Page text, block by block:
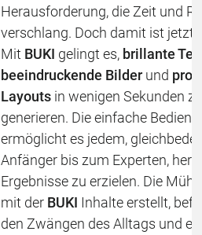
Herausforderung, die Zeit und
verschlang. Doch damit ist jetzt
Mit BUKI gelingt es, brillante
beeindruckende Bilder und
Layouts in wenigen Sekunden zu
generieren. Die einfache
ermöglicht es jedem,
Anfänger bis zum Experten,
Ergebnisse zu erzielen. Die
mit der BUKI Inhalte erstellt,
den Zwängen des Alltags und